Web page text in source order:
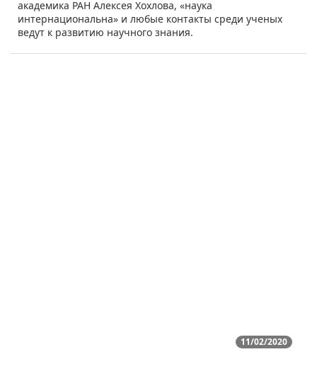
академика РАН Алексея Хохлова, «наука
интернациональна» и любые контакты среди ученых
ведут к развитию научного знания.
11/02/2020